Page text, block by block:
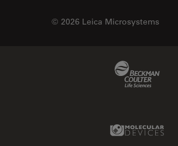
© 2026 Leica Microsystems